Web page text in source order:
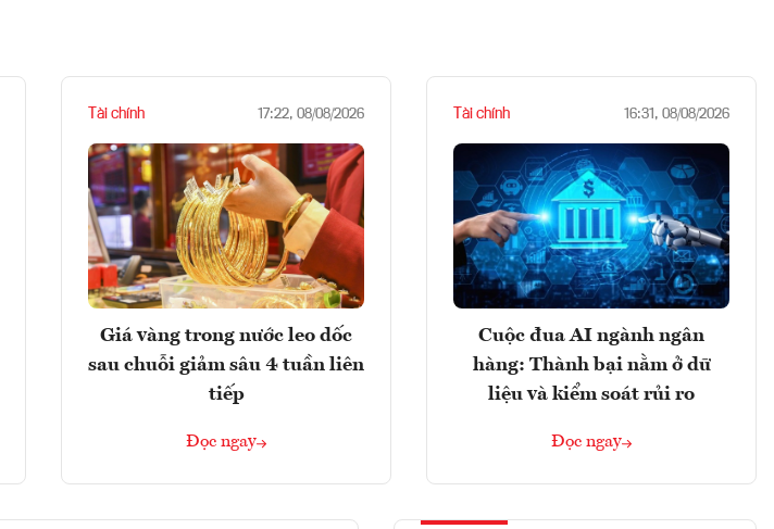
Tài chính 17:22, 08/08/2026
Giá vàng trong nước leo dốc
sau chuỗi giảm sâu 4 tuần liên
tiếp
Đọc ngay
Tài chính 16:31, 08/08/2026
Cuộc đua AI ngành ngân
hàng: Thành bại nằm ở dữ
liệu và kiểm soát rủi ro
Đọc ngay